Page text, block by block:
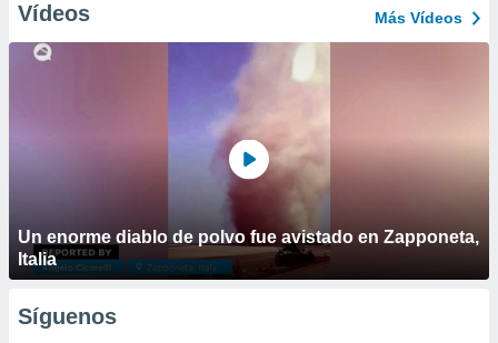
Vídeos Más Vídeos
Un enorme diablo de polvo fue avistado en Zapponeta,
Italia
Síguenos